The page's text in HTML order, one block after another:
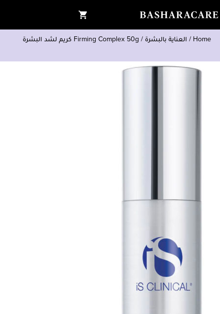
Home
/ العناية بالبشرة / Firming Complex 50g كريم لشد البشرة